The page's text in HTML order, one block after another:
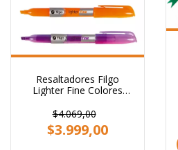
Resaltadores Filgo
Lighter Fine Colores
$4.069,00
$3.999,00